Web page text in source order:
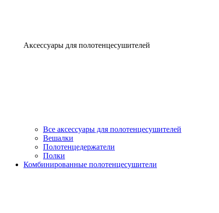
Аксессуары для полотенцесушителей
Все аксессуары для полотенцесушителей
Вешалки
Полотенцедержатели
Полки
Комбинированные полотенцесушители